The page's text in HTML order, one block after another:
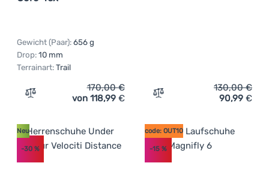
Gewicht (Paar): 656 g
Drop: 10 mm
Terrainart: Trail
Zum Vergleich 'Herren Laufschuhe Salomon
170,00€
von 118,99 € Zum Vergleich
130,00€
90,99 €
Neu
-30 %
code: OUT10
-15%